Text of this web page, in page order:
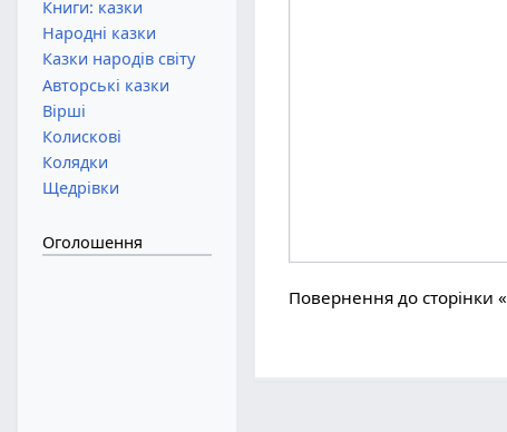
Повернення до сторінки «
Книги: казки
Народні казки
Казки народів світу
Авторські казки
Вірші
Колискові
Колядки
Щедрівки
Оголошення